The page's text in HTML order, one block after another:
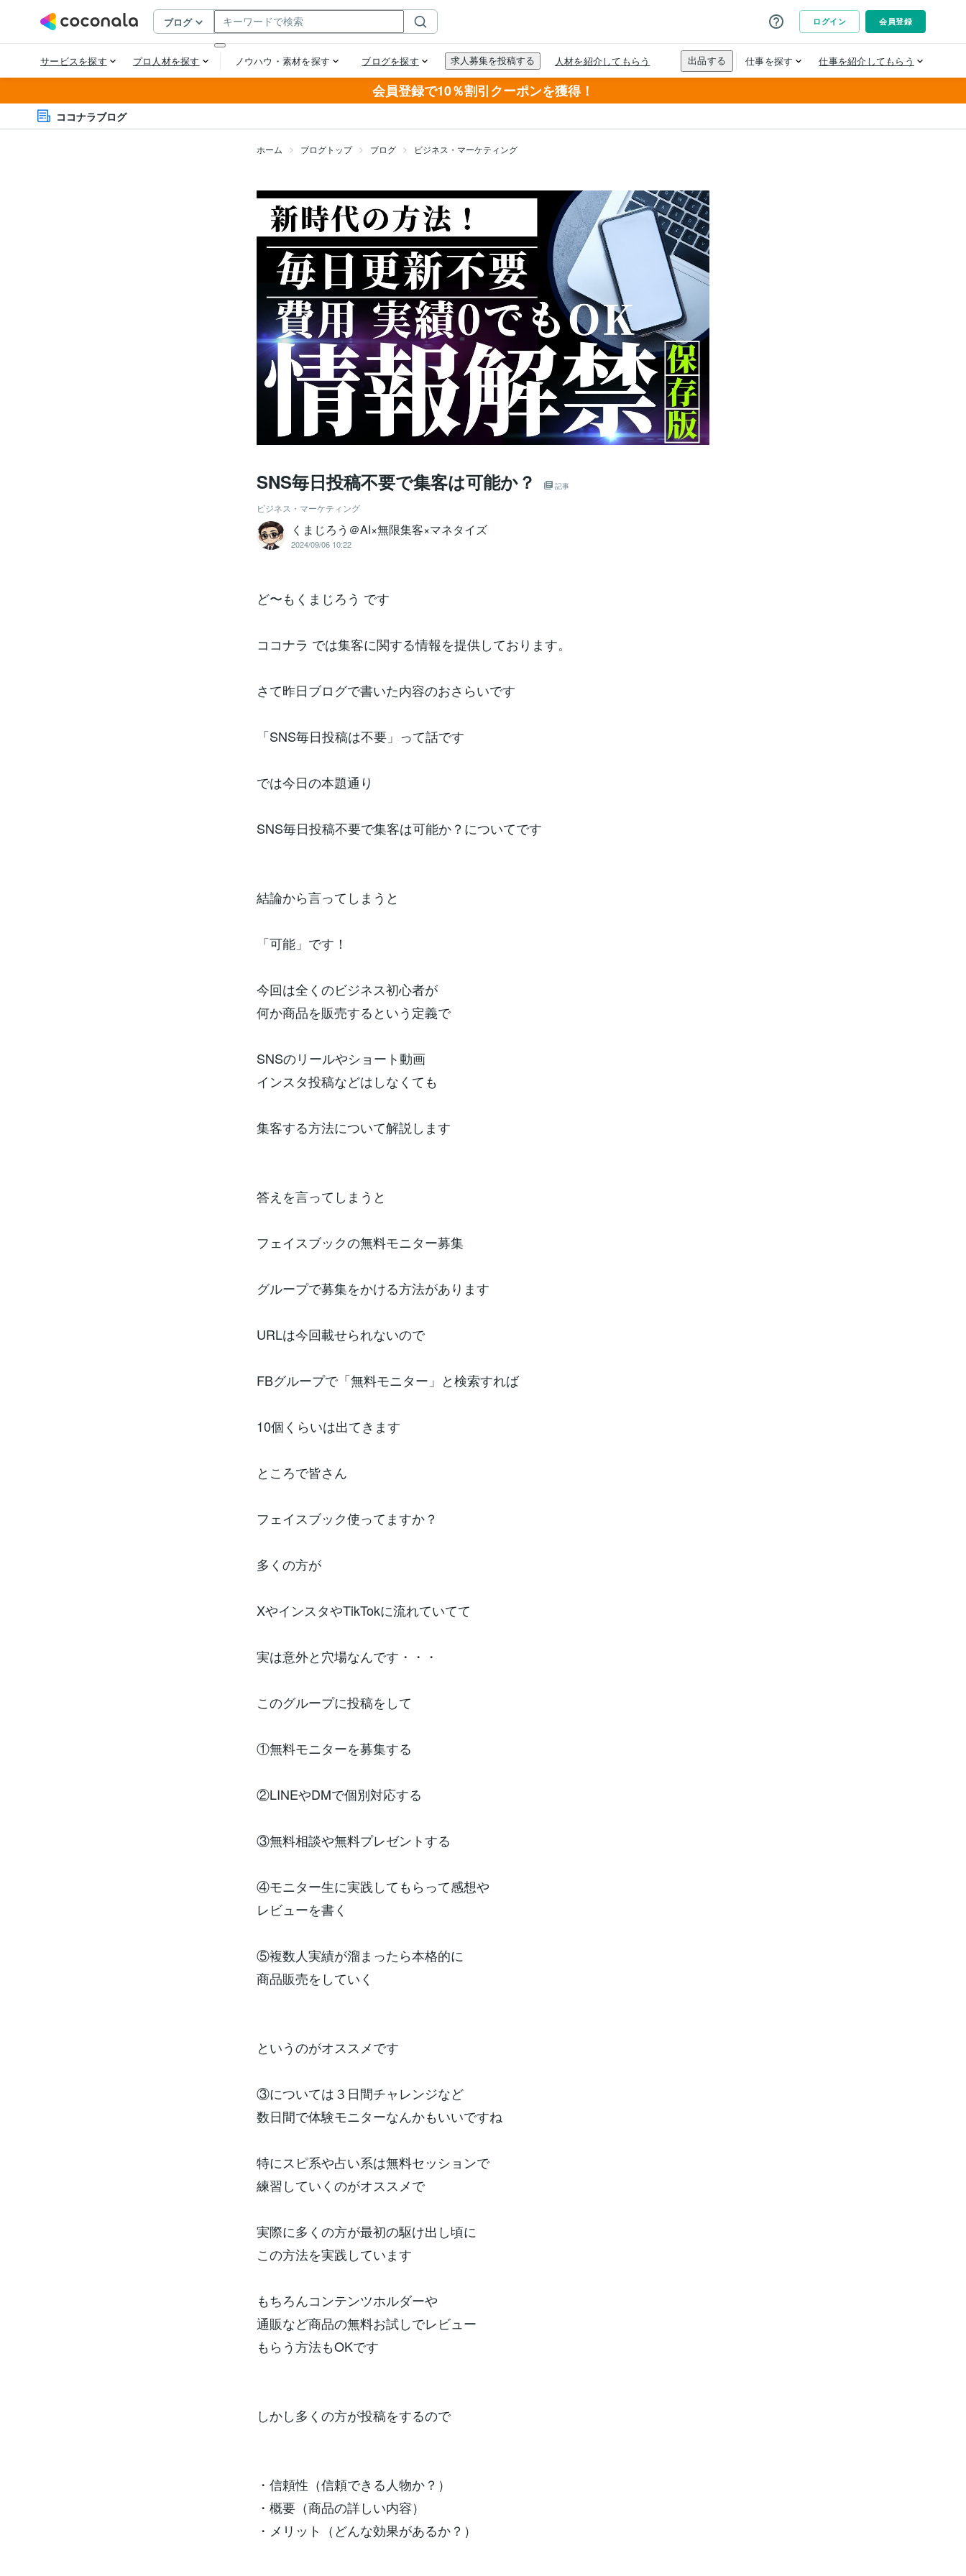
会員登録で10％割引クーポンを獲得！
ココナラブログ
ホーム ブログトップ ブログ ビジネス・マーケティング
SNS毎日投稿不要で集客は可能か？ 記事
ビジネス・マーケティング
くまじろう＠AI×無限集客×マネタイズ
2024/09/06 10:22
ど〜もくまじろう です
ココナラ では集客に関する情報を提供しております。
さて昨日ブログで書いた内容のおさらいです
「SNS毎日投稿は不要」って話です
では今日の本題通り
SNS毎日投稿不要で集客は可能か？についてです
結論から言ってしまうと
「可能」です！
今回は全くのビジネス初心者が
何か商品を販売するという定義で
SNSのリールやショート動画
インスタ投稿などはしなくても
集客する方法について解説します
答えを言ってしまうと
フェイスブックの無料モニター募集
グループで募集をかける方法があります
URLは今回載せられないので
FBグループで「無料モニター」と検索すれば
10個くらいは出てきます
ところで皆さん
フェイスブック使ってますか？
多くの方が
XやインスタやTikTokに流れていてて
実は意外と穴場なんです・・・
このグループに投稿をして
①無料モニターを募集する
②LINEやDMで個別対応する
③無料相談や無料プレゼントする
④モニター生に実践してもらって感想や
レビューを書く
⑤複数人実績が溜まったら本格的に
商品販売をしていく
というのがオススメです
③については３日間チャレンジなど
数日間で体験モニターなんかもいいですね
特にスピ系や占い系は無料セッションで
練習していくのがオススメで
実際に多くの方が最初の駆け出し頃に
この方法を実践しています
もちろんコンテンツホルダーや
通販など商品の無料お試しでレビュー
もらう方法もOKです
しかし多くの方が投稿をするので
・信頼性（信頼できる人物か？）
・概要（商品の詳しい内容）
・メリット（どんな効果があるか？）